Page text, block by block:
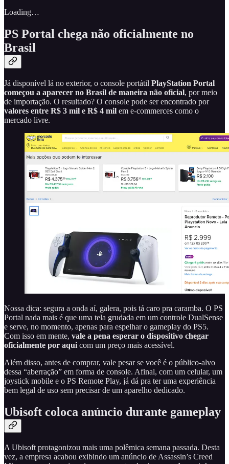
Loading…
PS Portal chega não oficialmente no
Brasil
Já disponível lá no exterior, o console portátil PlayStation Portal
começou a aparecer no Brasil de maneira não oficial, por meio
de importação. O resultado? O console pode ser encontrado por
valores entre R$ 3 mil e R$ 4 mil em e-commerces como o
mercado livre.
Nossa dica: segura a onda aí, galera, pois tá caro pra caramba. O PS
Portal nada mais é que uma tela grudada em um controle DualSense
e serve, no momento, apenas para espelhar o gameplay do PS5.
Com isso em mente, vale a pena esperar o dispositivo chegar
oficialmente por aqui com um preço mais acessível.
Além disso, antes de comprar, vale pesar se você é o público-alvo
dessa “aberração” em forma de console. Afinal, com um celular, um
joystick mobile e o PS Remote Play, já dá pra ter uma experiência
bem legal de uso sem precisar de um aparelho dedicado.
Ubisoft coloca anúncio durante gameplay
A Ubisoft protagonizou mais uma polêmica semana passada. Desta
vez, a empresa acabou exibindo um anúncio de Assassin’s Creed